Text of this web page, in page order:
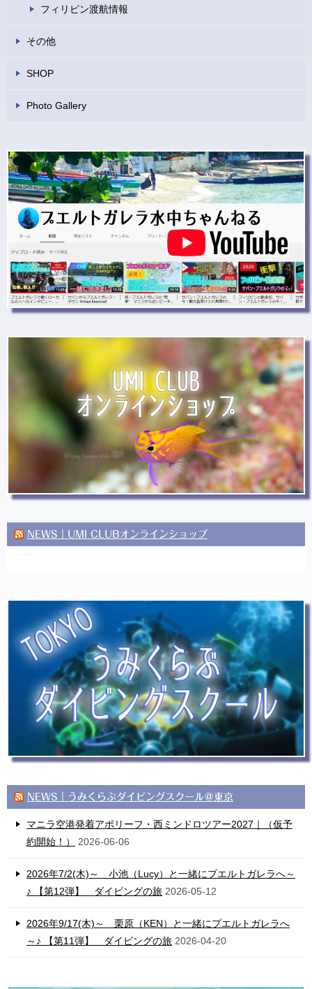
フィリピン渡航情報
その他
SHOP
Photo Gallery
NEWS｜UMI CLUBオンラインショップ
NEWS｜うみくらぶダイビングスクール＠東京
マニラ空港発着アポリーフ・西ミンドロツアー2027｜（仮予
約開始！）
2026-06-06
2026年7/2(木)～ 小池（Lucy）と一緒にプエルトガレラへ～
♪ 【第12弾】 ダイビングの旅 2026-05-12
2026年9/17(木)～ 栗原（KEN）と一緒にプエルトガレラへ
～♪ 【第11弾】 ダイビングの旅 2026-04-20